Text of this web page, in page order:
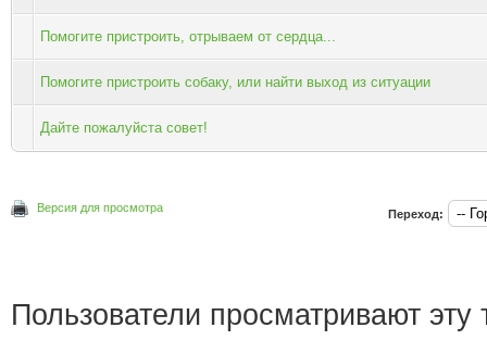
Помогите пристроить, отрываем от сердца...
Помогите пристроить собаку, или найти выход из ситуации
Дайте пожалуйста совет!
Версия для просмотра Переход:
Пользователи просматривают эту